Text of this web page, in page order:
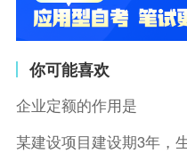
你可能喜欢
企业定额的作用是